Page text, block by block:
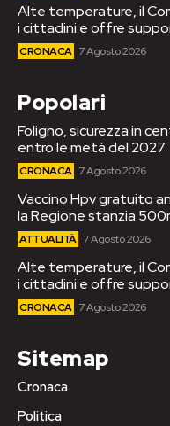
Alte temperature, il
i cittadini e offre
CRONACA 7 Agosto 2026
Popolari
Foligno, sicurezza in
entro le metà del 2027
CRONACA 7 Agosto 2026
Vaccino Hpv gratuito
la Regione stanzia
ATTUALITÀ 7 Agosto 2026
Alte temperature, il
i cittadini e offre
CRONACA 7 Agosto 2026
Sitemap
Cronaca
Politica